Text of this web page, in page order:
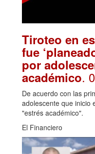
Tiroteo en
fue
por
académico.
De acuerdo con las
adolescente que inicio
"estrés académico".
El Financiero